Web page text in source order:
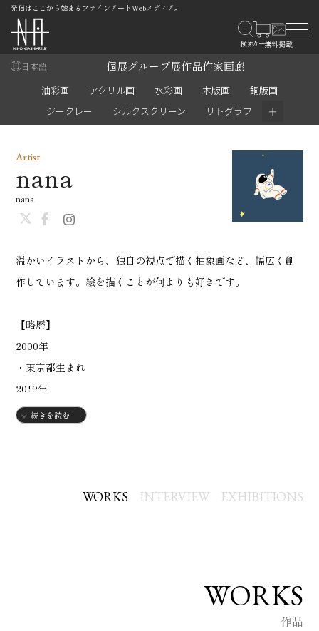
発信はここから始まるファインアートWebメディア。
日本語 個展グループ展作品作家画廊
油彩画 アクリル画 水彩画 木版画
銅版画
ジークレー
シルクスクリーン リトグラフ ＋
温かいイラストから、独自の視点で描く抽象画など、幅広く創
作しています。絵を描くことが何よりも好きです。
【略歴】
2000年
・東京都生まれ
2019年
・山脇美術専門学校入学
続きを読む
Artist
nana
nana
WORKS INTERVIEW EXHIBITIONS
WORKS
作品